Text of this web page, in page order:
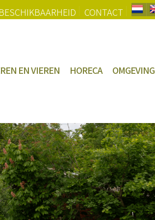
CONTACT
EN VIEREN HORECA OMGEVING